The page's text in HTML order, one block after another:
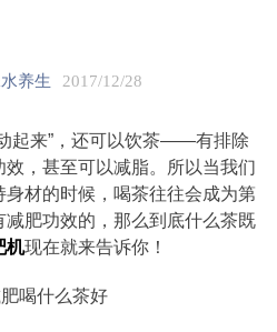
养生 2017/12/28
起来”，还可以饮茶——有排除
，甚至可以减脂。所以当我们
材的时候，喝茶往往会成为第
肥功效的，那么到底什么茶既
机现在就来告诉你！